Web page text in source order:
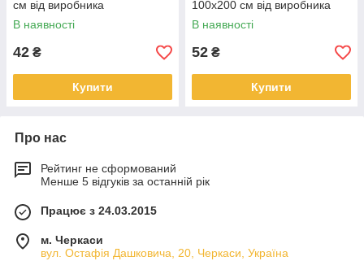
см від виробника
В наявності
42 ₴
Купити
100х200 см від виробника
В наявності
52 ₴
Купити
Про нас
Рейтинг не сформований
Менше 5 відгуків за останній рік
Працює з 24.03.2015
м. Черкаси
вул. Остафія Дашковича, 20, Черкаси, Україна